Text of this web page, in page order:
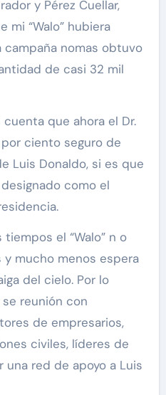
y Pérez Cuellar,
mi “Walo” hubiera
campaña nomas obtuvo
de casi 32 mil
que ahora el Dr.
ciento seguro de
Luis Donaldo, si es que
como el
el “Walo” n o
mucho menos espera
del cielo. Por lo
reunión con
de empresarios,
civiles, líderes de
red de apoyo a Luis